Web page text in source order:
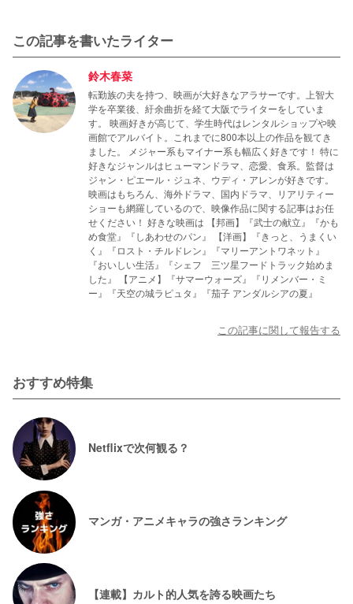
この記事を書いたライター
鈴木春菜
転勤族の夫を持つ、映画が大好きなアラサーです。上智大
学を卒業後、紆余曲折を経て大阪でライターをしていま
す。 映画好きが高じて、学生時代はレンタルショップや映
画館でアルバイト。これまでに800本以上の作品を観てき
ました。 メジャー系もマイナー系も幅広く好きです！ 特に
好きなジャンルはヒューマンドラマ、恋愛、食系。監督は
ジャン・ピエール・ジュネ、ウディ・アレンが好きです。
映画はもちろん、海外ドラマ、国内ドラマ、リアリティー
ショーも網羅しているので、映像作品に関する記事はお任
せください！ 好きな映画は 【邦画】『武士の献立』『かも
め食堂』『しあわせのパン』 【洋画】『きっと、うまくい
く』『ロスト・チルドレン』『マリーアントワネット』
『おいしい生活』『シェフ 三ツ星フードトラック始めま
した』 【アニメ】『サマーウォーズ』『リメンバー・ミ
ー』『天空の城ラピュタ』『茄子 アンダルシアの夏』
この記事に関して報告する
おすすめ特集
Netflixで次何観る？
マンガ・アニメキャラの強さランキング
【連載】カルト的人気を誇る映画たち